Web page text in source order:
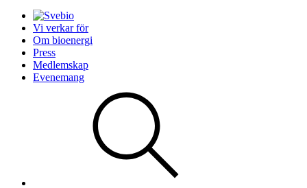
Vi verkar för
Om bioenergi
Press
Medlemskap
Evenemang